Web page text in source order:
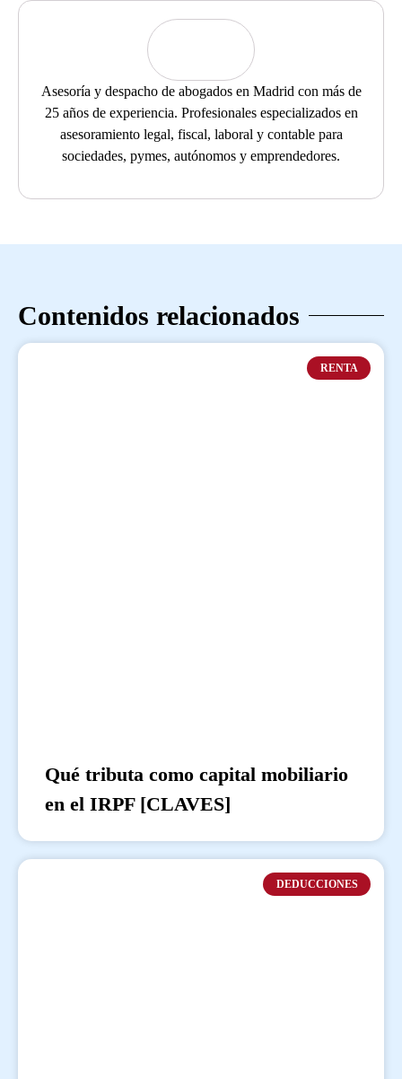
Asesoría y despacho de abogados en Madrid con más de
25 años de experiencia. Profesionales especializados en
asesoramiento legal, fiscal, laboral y contable para
sociedades, pymes, autónomos y emprendedores.
Contenidos relacionados
RENTA
Qué tributa como capital mobiliario
en el IRPF [CLAVES]
DEDUCCIONES